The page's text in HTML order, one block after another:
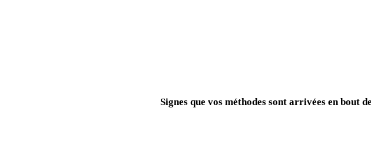
Signes que vos méthodes sont arrivées en bout